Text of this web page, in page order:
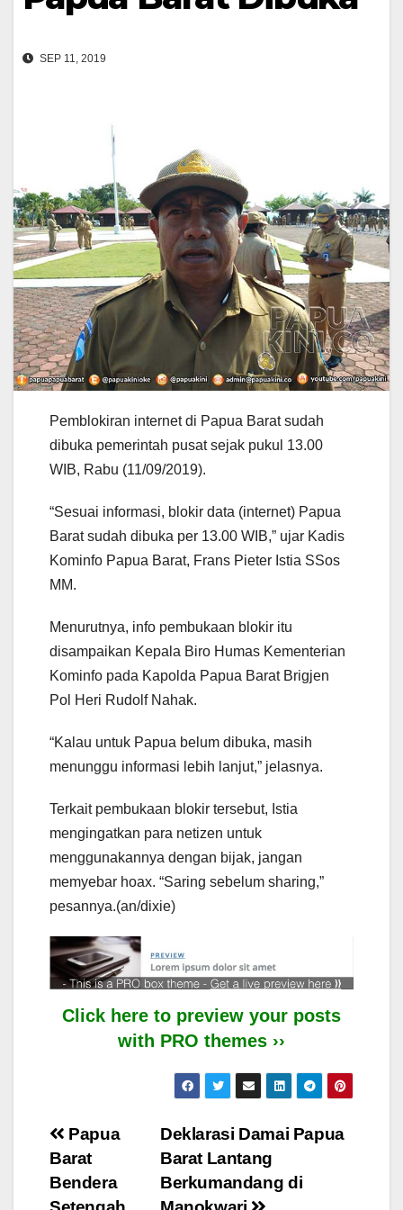
SEP 11, 2019
Pemblokiran internet di Papua Barat sudah
dibuka pemerintah pusat sejak pukul 13.00
WIB, Rabu (11/09/2019).
“Sesuai informasi, blokir data (internet) Papua
Barat sudah dibuka per 13.00 WIB,” ujar Kadis
Kominfo Papua Barat, Frans Pieter Istia SSos
MM.
Menurutnya, info pembukaan blokir itu
disampaikan Kepala Biro Humas Kementerian
Kominfo pada Kapolda Papua Barat Brigjen
Pol Heri Rudolf Nahak.
“Kalau untuk Papua belum dibuka, masih
menunggu informasi lebih lanjut,” jelasnya.
Terkait pembukaan blokir tersebut, Istia
mengingatkan para netizen untuk
menggunakannya dengan bijak, jangan
memyebar hoax. “Saring sebelum sharing,”
pesannya.(an/dixie)
Click here to preview your posts
with PRO themes ››
Post
navigation
Deklarasi Damai Papua
Barat Lantang
Berkumandang di
Papua
Barat
Bendera